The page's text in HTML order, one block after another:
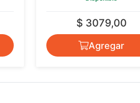
$ 3079,00
Agregar